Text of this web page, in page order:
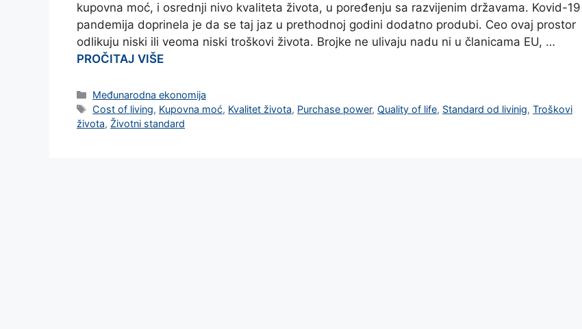
kupovna moć, i osrednji nivo kvaliteta života, u poređenju sa razvijenim državama. Kovid-19
pandemija doprinela je da se taj jaz u prethodnoj godini dodatno produbi. Ceo ovaj prostor
odlikuju niski ili veoma niski troškovi života. Brojke ne ulivaju nadu ni u članicama EU, …
PROČITAJ VIŠE
Categories
Međunarodna ekonomija
Tags
Cost of living, Kupovna moć, Kvalitet života, Purchase power, Quality of life, Standard od livinig,Troškovi
života, Životni standard